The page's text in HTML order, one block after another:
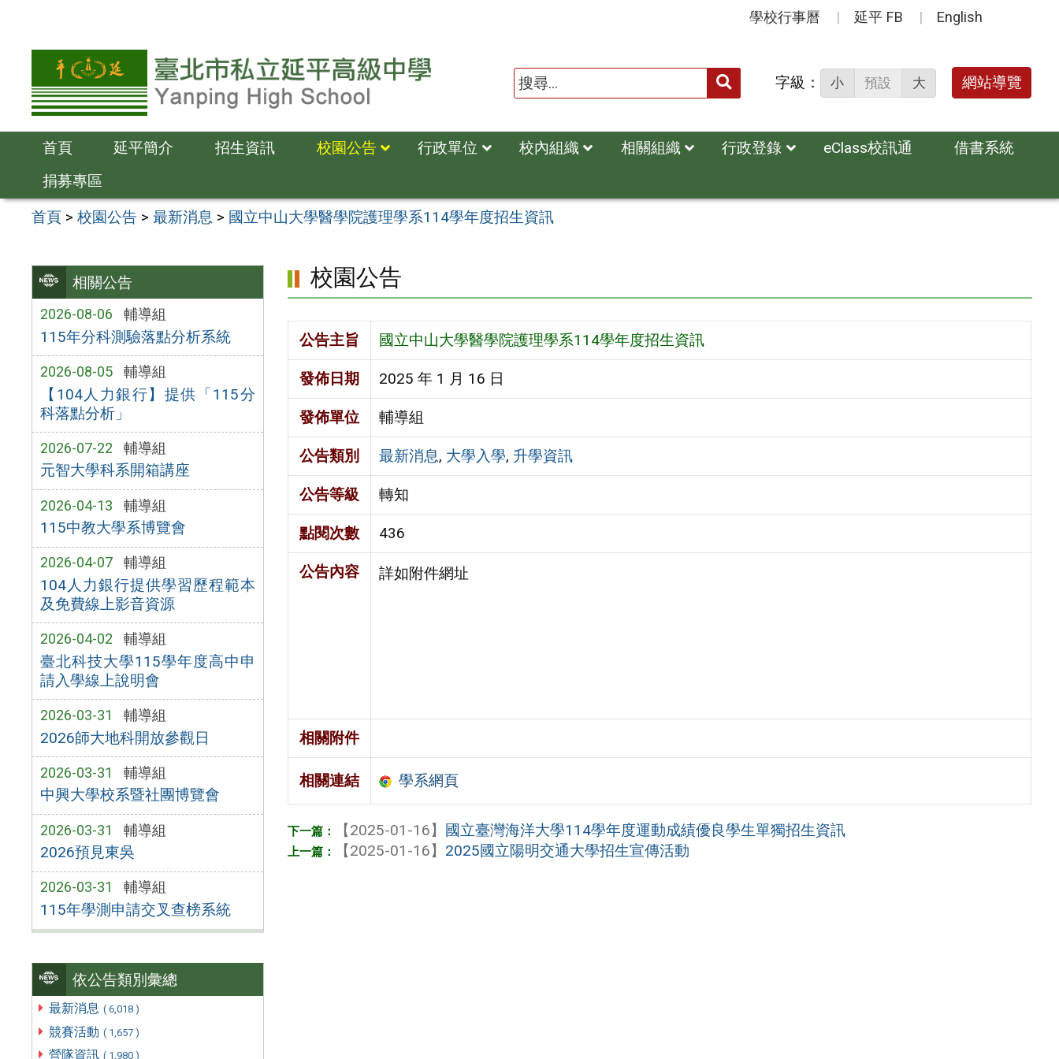
容
學校行事曆 延平 FB English
送出 字級： 小 預設 大 網站導覽
首頁 延平簡介 招生資訊 校園公告 行政單位 校內組織 相關組織 行政登錄 eClass校訊通
借書系統
捐募專區
首頁 >校園公告 >最新消息 > 國立中山大學醫學院護理學系114學年度招生資訊
相關公告
2026-08-06 輔導組
115年分科測驗落點分析系統
2026-08-05 輔導組
【104人力銀行】提供「115分
科落點分析」
2026-07-22 輔導組
元智大學科系開箱講座
2026-04-13 輔導組
115中教大學系博覽會
2026-04-07 輔導組
104人力銀行提供學習歷程範本
及免費線上影音資源
2026-04-02 輔導組
臺北科技大學115學年度高中申
請入學線上說明會
2026-03-31 輔導組
2026師大地科開放參觀日
2026-03-31 輔導組
中興大學校系暨社團博覽會
2026-03-31 輔導組
2026預見東吳
2026-03-31 輔導組
115年學測申請交叉查榜系統
依公告類別彙總
最新消息 ( 6,018 )
競賽活動 ( 1,657 )
營隊資訊 ( 1,980 )
校園公告
公告主旨 國立中山大學醫學院護理學系114學年度招生資訊
發佈日期 2025 年 1 月 16 日
發佈單位 輔導組
公告類別 最新消息, 大學入學, 升學資訊
公告等級 轉知
點閱次數 436
公告內容 詳如附件網址
相關附件
相關連結 學系網頁
【2025-01-16】 國立臺灣海洋大學114學年度運動成績優良學生單獨招生資訊
【2025-01-16】 2025國立陽明交通大學招生宣傳活動